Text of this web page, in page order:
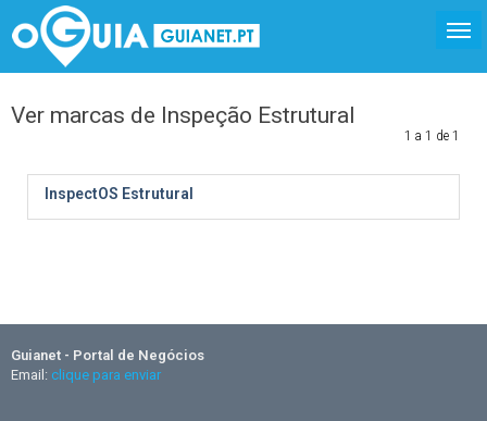
Ver marcas de Inspeção Estrutural
1 a 1 de 1
InspectOS Estrutural
Guianet - Portal de Negócios
Email: clique para enviar